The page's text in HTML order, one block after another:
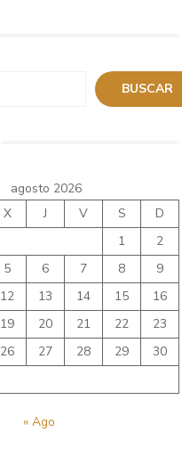
BUSCAR
agosto 2026
X J V S
D
1
2
5 6 7 8
9
12 13 14 15
16
19 20 21 22
23
26 27 28 29
30
« Ago